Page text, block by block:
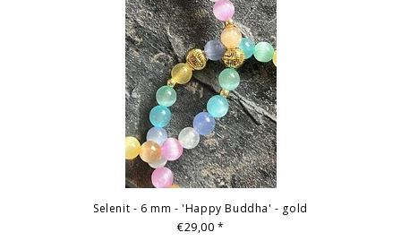
Selenit - 6 mm - 'Happy Buddha' - gold
€29,00*